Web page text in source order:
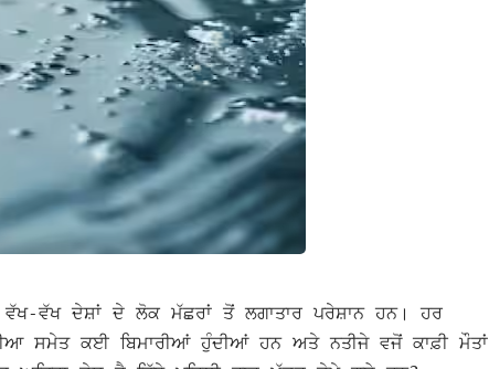
ਵੱਖ ਦੇਸ਼ਾਂ ਦੇ ਲੋਕ ਮੱਛਰਾਂ ਤੋਂ ਲਗਾਤਾਰ ਪਰੇਸ਼ਾਨ ਹਨ। ਹਰ
ਸਮੇਤ ਕਈ ਬਿਮਾਰੀਆਂ ਹੁੰਦੀਆਂ ਹਨ ਅਤੇ ਨਤੀਜੇ ਵਜੋਂ ਕਾਫ਼ੀ ਮੌਤਾਂ